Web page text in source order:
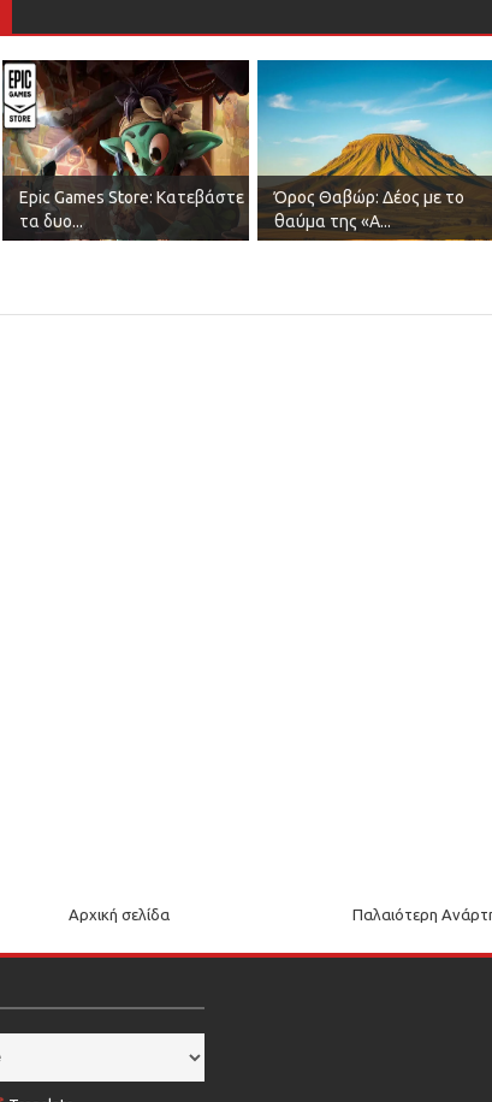
Epic Games Store: Κατεβάστε
τα δυο...
Όρος Θαβώρ: Δέος με το
θαύμα της «Α...
Παλαιότερη
Αρχική σελίδα